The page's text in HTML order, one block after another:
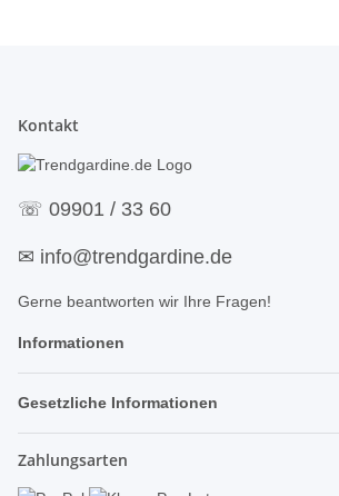
Kontakt
☏ 09901 / 33 60
✉ info@trendgardine.de
Gerne beantworten wir Ihre Fragen!
Informationen
Gesetzliche Informationen
Zahlungsarten